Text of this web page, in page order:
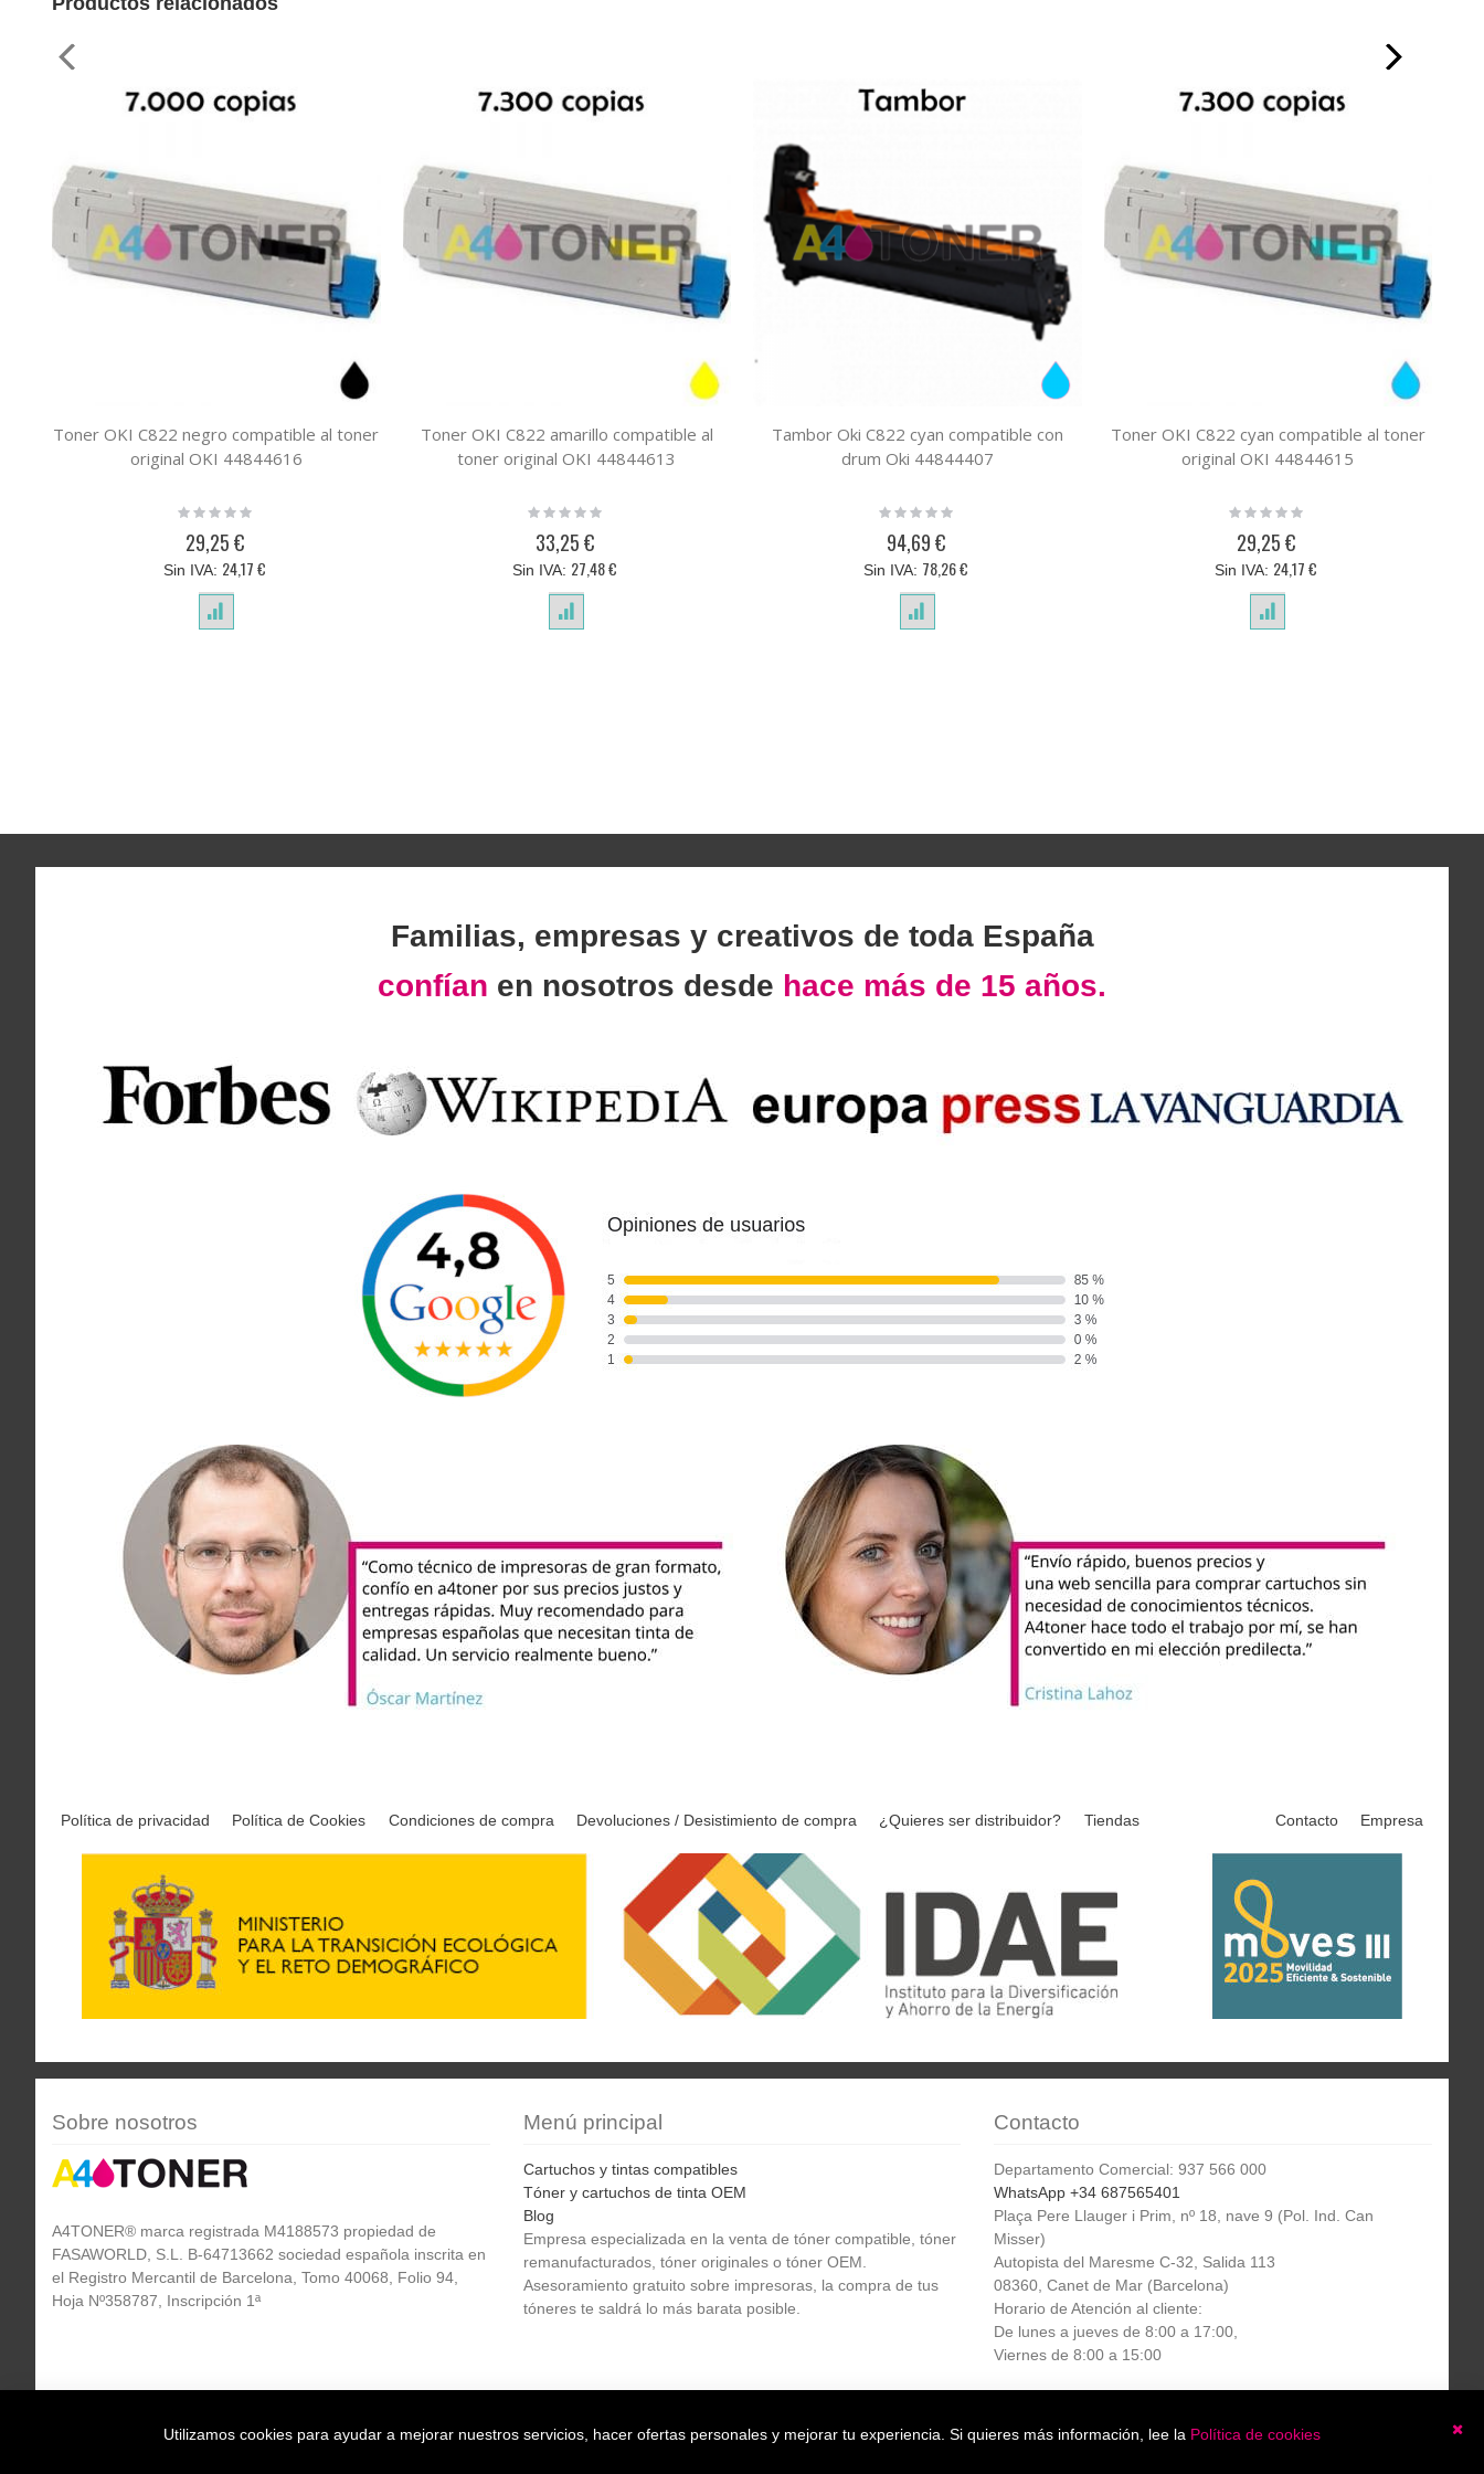
Toner OKI C822 negro compatible al toner
original OKI 44844616
Rating:
29,25 €
24,17 €
Toner OKI C822 amarillo compatible al
toner original OKI 44844613
Rating:
33,25 €
27,48 €
Tambor Oki C822 cyan compatible con
drum Oki 44844407
Rating:
94,69 €
78,26 €
Toner OKI C822 cyan compatible al toner
original OKI 44844615
Rating:
29,25 €
24,17 €
Familias, empresas y creativos de toda España
confían en nosotros desde hace más de 15 años.
Política de privacidad Política de Cookies Condiciones de compra Devoluciones / Desistimiento de compra ¿Quieres ser distribuidor? Tiendas Contacto Empresa
Sobre nosotros
A4TONER® marca registrada M4188573 propiedad de
FASAWORLD, S.L. B-64713662 sociedad española inscrita en
el Registro Mercantil de Barcelona, Tomo 40068, Folio 94,
Hoja Nº358787, Inscripción 1ª
Menú principal
Cartuchos y tintas compatibles
Tóner y cartuchos de tinta OEM
Blog
Empresa especializada en la venta de tóner compatible, tóner
remanufacturados, tóner originales o tóner OEM.
Asesoramiento gratuito sobre impresoras, la compra de tus
tóneres te saldrá lo más barata posible.
Contacto
Departamento Comercial: 937 566 000
WhatsApp +34 687565401
Plaça Pere Llauger i Prim, nº 18, nave 9 (Pol. Ind. Can
Misser)
Autopista del Maresme C-32, Salida 113
08360, Canet de Mar (Barcelona)
Horario de Atención al cliente:
De lunes a jueves de 8:00 a 17:00,
Viernes de 8:00 a 15:00
informativo
Utilizamos cookies para ayudar a mejorar nuestros servicios, hacer ofertas personales y mejorar tu experiencia. Si quieres más información, lee la Política de cookies